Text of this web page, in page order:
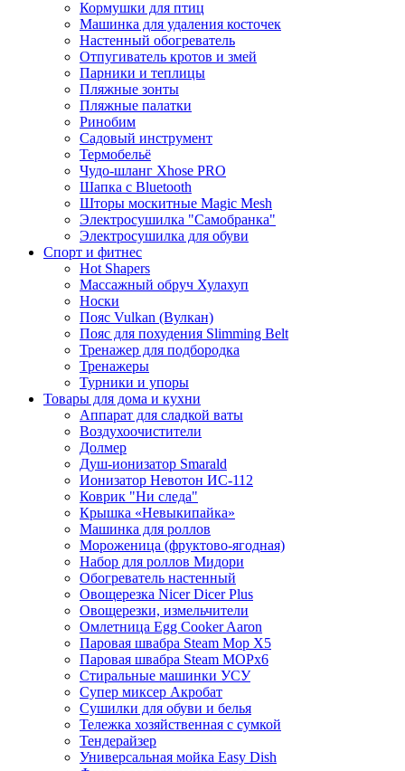
Кормушки для птиц
Машинка для удаления косточек
Настенный обогреватель
Отпугиватель кротов и змей
Парники и теплицы
Пляжные зонты
Пляжные палатки
Ринобим
Садовый инструмент
Термобельё
Чудо-шланг Xhose PRO
Шапка с Bluetooth
Шторы москитные Magic Mesh
Электросушилка "Самобранка"
Электросушилка для обуви
Спорт и фитнес
Hot Shapers
Массажный обруч Хулахуп
Носки
Пояс Vulkan (Вулкан)
Пояс для похудения Slimming Belt
Тренажер для подбородка
Тренажеры
Турники и упоры
Товары для дома и кухни
Аппарат для сладкой ваты
Воздухоочистители
Долмер
Душ-ионизатор Smarald
Ионизатор Невотон ИС-112
Коврик "Ни следа"
Крышка «Невыкипайка»
Машинка для роллов
Мороженица (фруктово-ягодная)
Набор для роллов Мидори
Обогреватель настенный
Овощерезка Nicer Dicer Plus
Овощерезки, измельчители
Омлетница Egg Сooker Aaron
Паровая швабра Steam Mop X5
Паровая швабра Steam MOPх6
Стиральные машинки УСУ
Супер миксер Акробат
Сушилки для обуви и белья
Тележка хозяйственная с сумкой
Тендерайзер
Универсальная мойка Easy Dish